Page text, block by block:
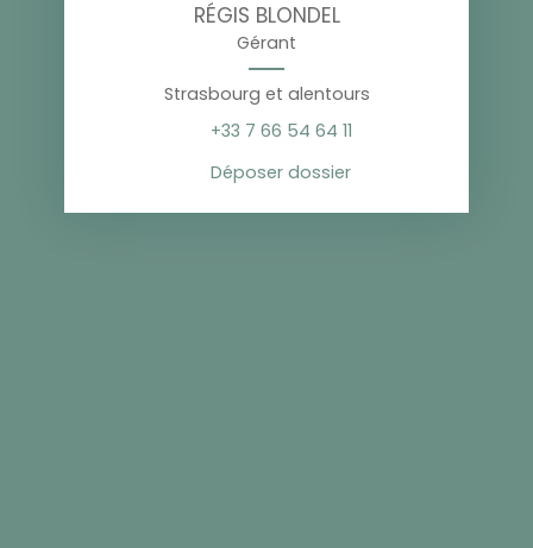
RÉGIS BLONDEL
Gérant
Strasbourg et alentours
+33 7 66 54 64 11
Déposer dossier